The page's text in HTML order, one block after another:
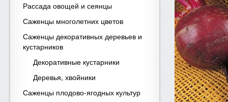
Рассада овощей и сеянцы
Саженцы многолетних цветов
Саженцы декоративных деревьев и
кустарников
Декоративные кустарники
Деревья, хвойники
Саженцы плодово-ягодных культур